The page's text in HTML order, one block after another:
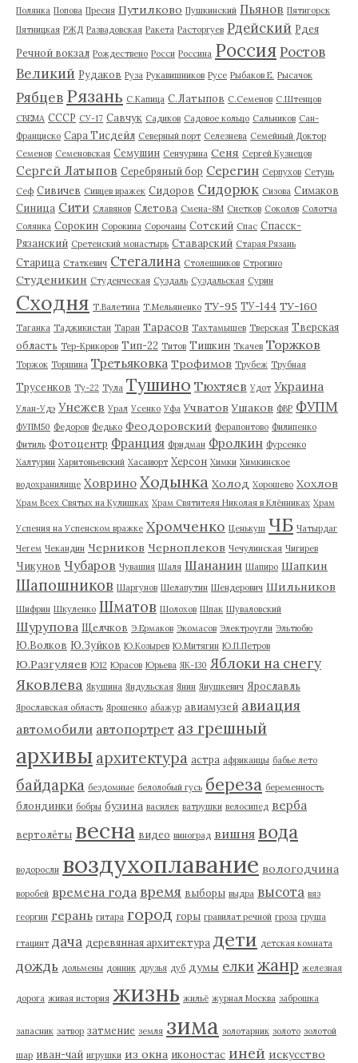
Полянка Попова Пресня Путилково Пушкинский Пьянов Пятигорск
Пятницкая РЖД Развадовская Ракета Расторгуев Рдейский Рдея
Речной вокзал Рождествено Росси Россина Россия Ростов
Великий Рудаков Руза Рукавишников Русе Рыбаков Е. Рысачок
Рябцев Рязань С.Капица С.Латыпов С.Семенов С.Штенцов
СВЕМА СССР СУ-17 Савчук Садиков Садовое кольцо Сальников Сан-
Франциско Сара Тисдейл Северный порт Селезнева Семейный Доктор
Семенов Семеновская Семушин Сенчурина Сеня Сергей Кузнецов
Сергей Латыпов Серебряный бор Серегин Серпухов Сетунь
Сеф Сивичев Сивцев вражек Сидоров Сидорюк Сизова Симаков
Синица Сити Славянов Слетова Смена-8М Снетков Соколов Солотча
Солянка Сорокин Сорокина Сорочаны Сотский Спас Спасск-
Рязанский Сретенский монастырь Ставарский Старая Рязань
Старица Статкевич Стегалина Столешников Строгино
Студеникин Студенческая Суздаль Суздальская Сурин
Сходня Т.Валетина Т.Мельяненко ТУ-95 ТУ-144 ТУ-160
Таганка Таджикистан Таран Тарасов Тахтамышев Тверская Тверская
область Тер-Крикоров Тип-22 Титов Тишкин Ткачев Торжков
Торжок Торшина Третьяковка Трофимов Трубеж Трубная
Трусенков Ту-22 Тула Тушино Тюхтяев Удот Украина
Улан-Удэ Унежев Урал Усенко Уфа Учватов Ушаков ФВР ФУПМ
ФУПМ50 Федоров Федько Феодоровский Ферапонтово Филипенко
Фитиль Фотоцентр Франция Фридман Фролкин Фурсенко
Халтурин Харитоньевский Хасавюрт Херсон Химки Химкинское
водохранилище Ховрино Ходынка Холод Хорошево Хохлов
Храм Всех Святых на Кулишках Храм Святителя Николая в Клённиках Храм
Успения на Успенском вражке Хромченко Ценькуш ЧБ Чатырдаг
Чегем Чекандин Черников Черноплеков Чечулинская Чигирев
Чикунов Чубаров Чувашия Шаля Шананин Шапиро Шапкин
Шапошников Шаргунов Шелапутин Шендерович Шильников
Шифрин Шкуленко Шматов Шолохов Шпак Шуваловский
Шурупова Щелчков Э.Ермаков Экомасов Электроугли Эльтюбю
Ю.Волков Ю.Зуйков Ю.Козырев Ю.Митягин Ю.П.Петров
Ю.Разгуляев Ю12 Юрасов Юрьева ЯК-130 Яблоки на снегу
Яковлева Якушина Яндульская Янин Янушкевич Ярославль
Ярославская область Ярошенко абажур авиамузей авиация
автомобили автопортрет аз грешный
архивы архитектура астра африканцы бабье лето
байдарка бездомные белолобый гусь береза беременность
блондинки бобры бузина василек ватрушки велосипед верба
вертолёты весна видео виноград вишня вода
водоросли воздухоплавание вологодчина
воробей времена года время выборы выдра высота вяз
георгин герань гитара город горы гравилат речной гроза груша
гтацинт дача деревянная архитектура дети детская комната
дождь дольмены донник друзья дуб думы елки жанр железная
дорога живая история жизнь жильё журнал Москва заброшка
запасник затвор затмение земля зима золотарник золото золотой
шар иван-чай игрушки из окна иконостас иней искусство